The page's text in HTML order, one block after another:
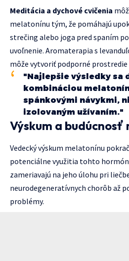
Meditácia a dychové cvičenia
melatonínu tým, že pomáhajú
strečing alebo joga pred spaním
uvoľnenie. Aromaterapia s
môže vytvoriť podporné prostredie
"Najlepšie výsledky sa
kombináciou
spánkovými návykmi,
izolovaným užívaním."
Výskum a budúcnosť
Vedecký výskum melatonínu
potenciálne využitia tohto
zameriavajú na jeho úlohu pri
neurodegeneratívnych chorôb až
problémy.